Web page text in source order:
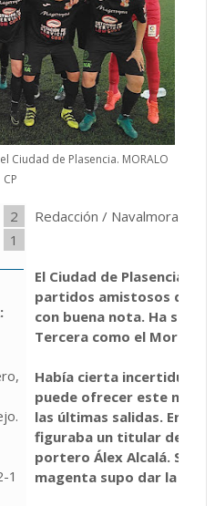
Ciudad de Plasencia. MORALO
CP
2
1
1
Redacción / Navalmoral de
El Ciudad de Plasencia
partidos amistosos de
con buena nota. Ha sido
Tercera como el Moralo
Había cierta
puede ofrecer este
las últimas salidas. En el
figuraba un titular de la
portero Álex Alcalá. Sin
magenta supo dar la